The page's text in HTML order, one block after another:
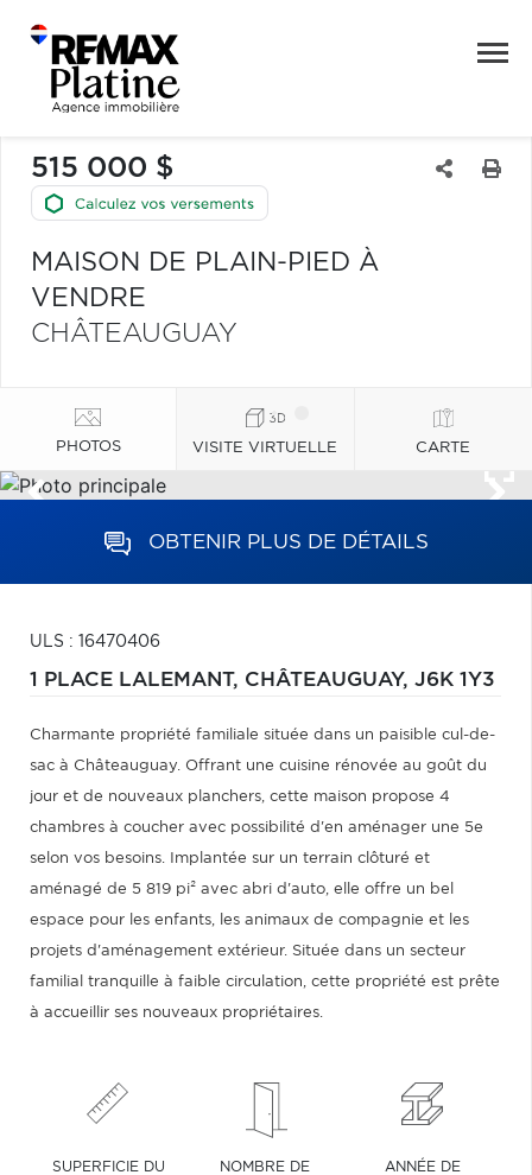
515 000 $
MAISON DE PLAIN-PIED À
VENDRE
CHÂTEAUGUAY
PHOTOS VISITE VIRTUELLE CARTE
OBTENIR PLUS DE DÉTAILS
ULS : 16470406
1 PLACE LALEMANT, CHÂTEAUGUAY, J6K 1Y3
Charmante propriété familiale située dans un paisible cul-de-
sac à Châteauguay. Offrant une cuisine rénovée au goût du
jour et de nouveaux planchers, cette maison propose 4
chambres à coucher avec possibilité d'en aménager une 5e
selon vos besoins. Implantée sur un terrain clôturé et
aménagé de 5 819 pi² avec abri d'auto, elle offre un bel
espace pour les enfants, les animaux de compagnie et les
projets d'aménagement extérieur. Située dans un secteur
familial tranquille à faible circulation, cette propriété est prête
à accueillir ses nouveaux propriétaires.
SUPERFICIE DU
NOMBRE DE
ANNÉE DE